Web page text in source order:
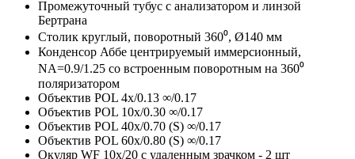
Промежуточный тубус с анализатором и линзой
Бертрана
Столик круглый, поворотный 360⁰, Ø140 мм
Конденсор Аббе центрируемый иммерсионный,
NА=0.9/1.25 со встроенным поворотным на 360⁰
поляризатором
Объектив POL 4x/0.13 ∞/0.17
Объектив POL 10x/0.30 ∞/0.17
Объектив POL 40x/0.70 (S) ∞/0.17
Объектив POL 60x/0.80 (S) ∞/0.17
Окуляр WF 10х/20 с удаленным зрачком - 2 шт